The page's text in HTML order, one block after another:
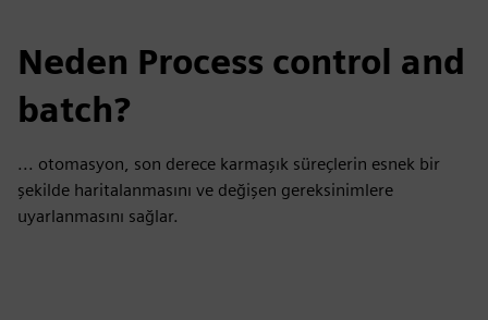
Neden Process control and
batch?
... otomasyon, son derece karmaşık süreçlerin esnek bir
şekilde haritalanmasını ve değişen gereksinimlere
uyarlanmasını sağlar.